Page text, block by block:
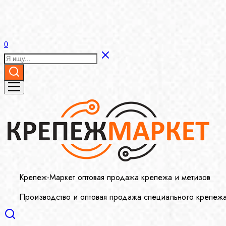
0
Крепеж-Маркет оптовая продажа крепежа и метизов
Производство и оптовая продажа специального